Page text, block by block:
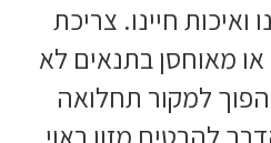
ואיכות חיינו. צריכת
או מאוחסן בתנאים לא
למקור תחלואה